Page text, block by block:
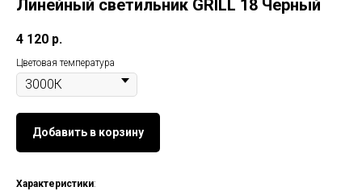
Линейный светильник GRILL 18 Черный
4 120 р.
Цветовая температура
Добавить в корзину
Характеристики: